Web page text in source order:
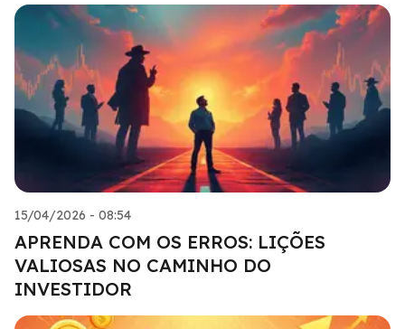
15/04/2026 - 08:54
APRENDA COM OS ERROS: LIÇÕES
VALIOSAS NO CAMINHO DO
INVESTIDOR